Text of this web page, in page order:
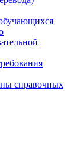
справочных